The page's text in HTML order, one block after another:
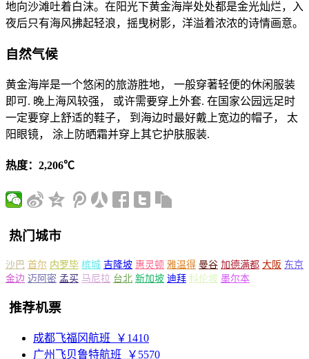
地向沙滩吐着白沫。在阳光下黄金海岸处处都是金光灿烂，入
夜后只有海风拂起轻浪，摇曳树影，洋溢着浓浓的诗情画意。
自然气候
黄金海岸是一个悠闲的旅游胜地， 一般穿著轻便的休闲服装
即可. 晚上海风较强， 或许需要穿上外套. 在国家公园远足时
一定要穿上舒适的鞋子， 到海边时最好戴上宽边的帽子， 太
阳眼镜， 涂上防晒霜并穿上其它护肤服装.
热度：2,206℃
热门城市
沙巴 首尔 内罗毕 槟城 吉隆坡 惠灵顿 雅温得 曼谷 加德满都 大阪 东京
金边 迈阿密 孟买 马尼拉 台北 新加坡 迪拜 科伦坡 墨尔本
推荐机票
成都飞福冈航班
￥1410
广州飞贝鲁特航班
￥5570